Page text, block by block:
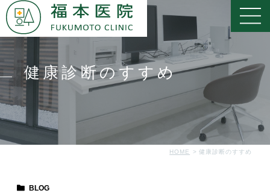
健康診断のすすめ
HOME 健康診断のすすめ
BLOG